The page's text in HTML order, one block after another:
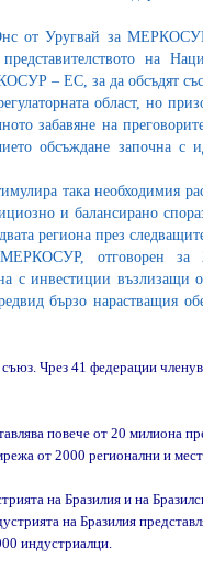
от Уругвай за
на
– ЕС, за да обсъдят
област, но
забавяне на
обсъждане започна с
така необходимия
и балансирано
региона през
отговорен за
с инвестиции възлизащи
бързо нарастващия
съюз. Чрез 41 федерации
повече от 20 милиона
от 2000 регионални и
на Бразилия и на
на Бразилия
индустриалци.